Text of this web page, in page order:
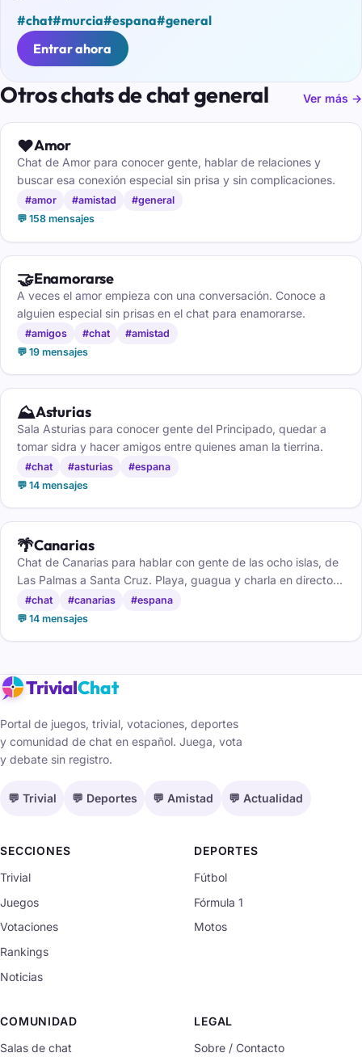
#chat#murcia#espana#general
Entrar ahora
Otros chats de chat general Ver más →
❤️Amor
Chat de Amor para conocer gente, hablar de relaciones y
buscar esa conexión especial sin prisa y sin complicaciones.
#amor #amistad
#general
💬 158 mensajes
🤝Enamorarse
A veces el amor empieza con una conversación. Conoce a
alguien especial sin prisas en el chat para enamorarse.
#amigos #chat
#amistad
💬 19 mensajes
⛰️Asturias
Sala Asturias para conocer gente del Principado, quedar a
tomar sidra y hacer amigos entre quienes aman la tierrina.
#chat #asturias
#espana
💬 14 mensajes
🌴Canarias
Chat de Canarias para hablar con gente de las ocho islas, de
Las Palmas a Santa Cruz. Playa, guagua y charla en directo,
gratis y sin registro.
#chat #canarias
#espana
💬 14 mensajes
TrivialChat
Portal de juegos, trivial, votaciones, deportes
y comunidad de chat en español. Juega, vota
y debate sin registro.
💬 Trivial 💬 Deportes 💬 Amistad 💬 Actualidad
SECCIONES
Trivial
Juegos
Votaciones
Rankings
Noticias
DEPORTES
Fútbol
Fórmula 1
Motos
COMUNIDAD
Salas de chat
LEGAL
Sobre / Contacto